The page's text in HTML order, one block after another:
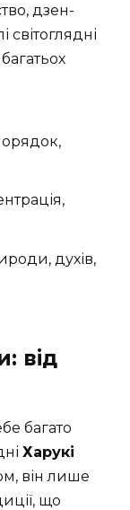
дзен-
світоглядні
духів,
від
багато
Харукі
він лише
що